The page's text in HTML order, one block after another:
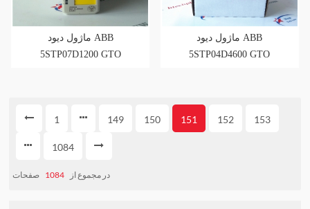
ماژول دیود ABB
5STP07D1200 GTO
ماژول دیود ABB
5STP04D4600 GTO
1 149 150 151 152 153
1084
در مجموع از 1084 صفحات